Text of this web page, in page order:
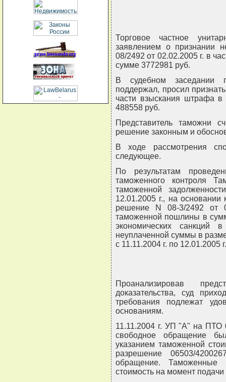
Торговое частное
заявлением о признании
08/2492 от 02.02.2005 г. в
сумме 3772981 руб.
В судебном заседании
поддержал, просил
части взыскания штрафа
488558 руб.
Представитель таможни
решение законным и
В ходе рассмотрения
следующее.
По результатам
таможенного контроля
таможенной
12.01.2005 г., на основании
решение N 08-3/2492 от
таможенной пошлины в
экономических
неуплаченной суммы в
с 11.11.2004 г. по 12.01.2005
Проанализировав
доказательства, суд
требования подлежат
основаниям.
11.11.2004 г. УП "А" на
свободное обращение
указанием таможенной
разрешение 06503/
обращение.
стоимость на момент